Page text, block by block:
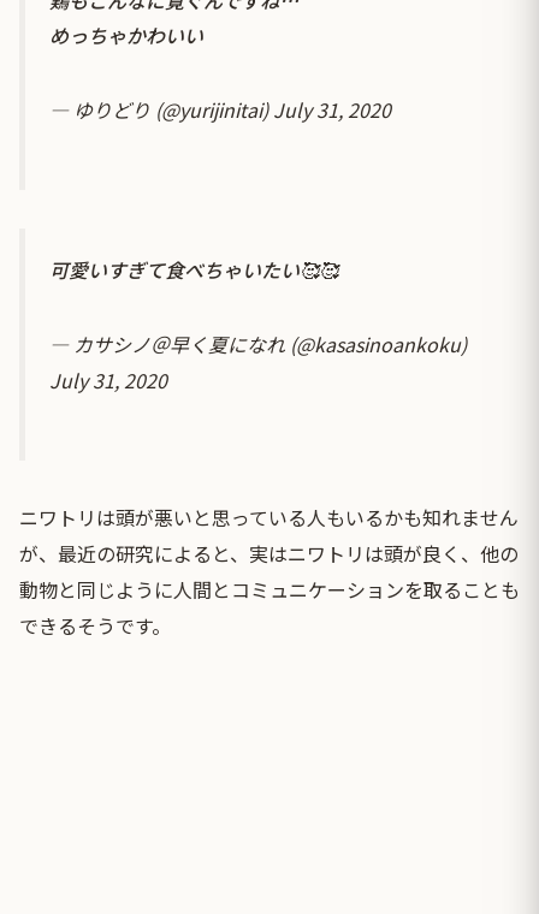
めっちゃかわいい
— ゆりどり (@yurijinitai)July 31, 2020
可愛いすぎて食べちゃいたい🥰🥰
— カサシノ＠早く夏になれ (@kasasinoankoku)
July 31, 2020
ニワトリは頭が悪いと思っている人もいるかも知れません
が、最近の研究によると、実はニワトリは頭が良く、他の
動物と同じように人間とコミュニケーションを取ることも
できるそうです。